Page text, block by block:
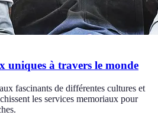
uniques à travers le monde
fascinants de différentes cultures et
les services memoriaux pour